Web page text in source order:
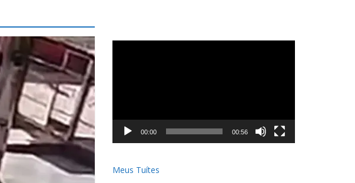
00:00 00:56
Meus Tuítes